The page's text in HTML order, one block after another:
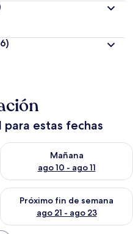
estas fechas
ago 9 - ago 10
Mañana
ago 10 - ago 11
Consulta la disponibilidad
fin de semana ago 14 -
Próximo fin de semana
ago 21 - ago 23
Consulta la disponibilidad